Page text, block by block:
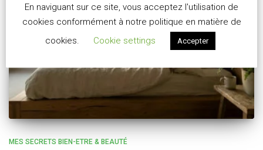
MES SECRETS BIEN-ETRE & BEAUTÉ
En naviguant sur ce site, vous acceptez l'utilisation de
cookies conformément à notre politique en matière de
cookies.
Cookie settings Accepter